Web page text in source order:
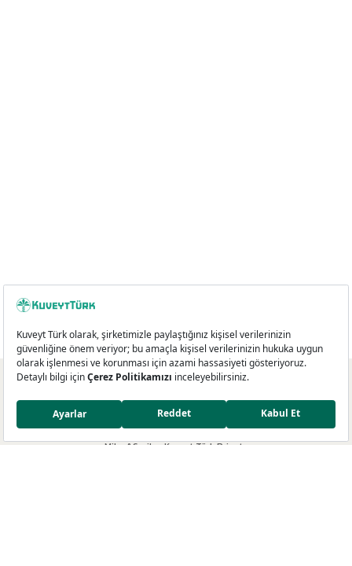
Kredi Kartları
Miles&Smiles Kuveyt Türk Platinum
Miles&Smiles Kuveyt Türk Private